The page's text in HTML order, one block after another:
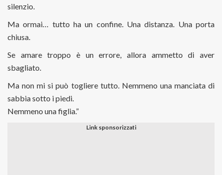
silenzio.
Ma ormai… tutto ha un confine. Una distanza. Una porta
chiusa.
Se amare troppo è un errore, allora ammetto di aver
sbagliato.
Ma non mi si può togliere tutto. Nemmeno una manciata di
sabbia sotto i piedi.
Nemmeno una figlia.”